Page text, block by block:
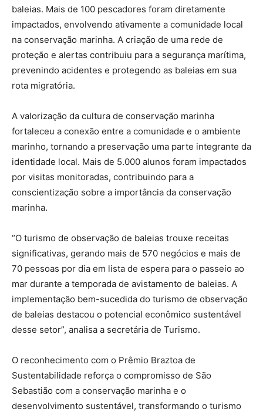
baleias. Mais de 100 pescadores foram diretamente
impactados, envolvendo ativamente a comunidade local
na conservação marinha. A criação de uma rede de
proteção e alertas contribuiu para a segurança marítima,
prevenindo acidentes e protegendo as baleias em sua
rota migratória.
A valorização da cultura de conservação marinha
fortaleceu a conexão entre a comunidade e o ambiente
marinho, tornando a preservação uma parte integrante da
identidade local. Mais de 5.000 alunos foram impactados
por visitas monitoradas, contribuindo para a
conscientização sobre a importância da conservação
marinha.
“O turismo de observação de baleias trouxe receitas
significativas, gerando mais de 570 negócios e mais de
70 pessoas por dia em lista de espera para o passeio ao
mar durante a temporada de avistamento de baleias. A
implementação bem-sucedida do turismo de observação
de baleias destacou o potencial econômico sustentável
desse setor”, analisa a secretária de Turismo.
O reconhecimento com o Prêmio Braztoa de
Sustentabilidade reforça o compromisso de São
Sebastião com a conservação marinha e o
desenvolvimento sustentável, transformando o turismo